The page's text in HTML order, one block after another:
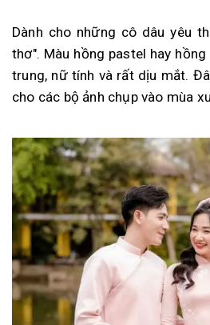
Dành cho những cô dâu yêu
thơ". Màu hồng pastel hay
trung, nữ tính và rất dịu mắt.
cho các bộ ảnh chụp vào mùa